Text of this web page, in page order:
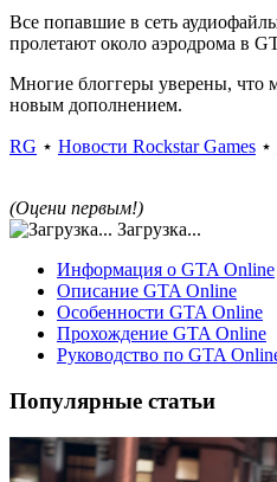
Все попавшие в сеть
пролетают около аэродрома в
Многие блоггеры уверены, что
новым дополнением.
RG ⋆ Новости Rockstar Games ⋆
(Оцени первым!)
Загрузка...
Информация о GTA Online
Описание GTA Online
Особенности GTA Online
Прохождение GTA Online
Руководство по GTA
Популярные статьи